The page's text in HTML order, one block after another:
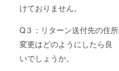
けておりません。
Q３：リターン送付先の住所
変更はどのようにしたら良
いでしょうか。